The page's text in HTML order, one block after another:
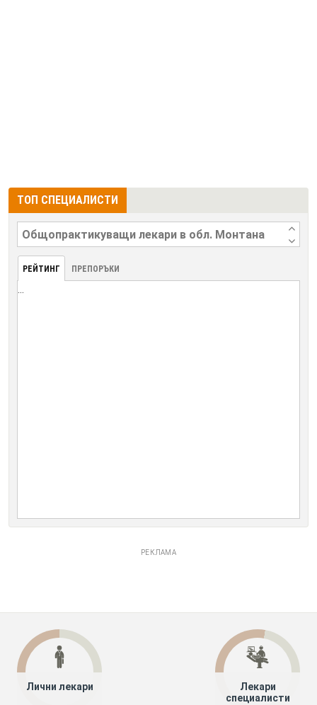
ТОП СПЕЦИАЛИСТИ
РЕЙТИНГ ПРЕПОРЪКИ
...
РЕКЛАМА
Лични лекари
Лекари
специалисти